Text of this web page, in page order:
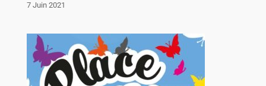
7 Juin 2021